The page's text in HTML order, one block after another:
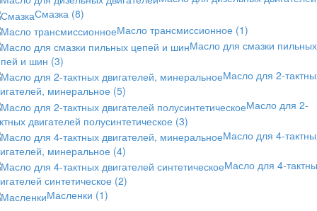
Смазка (8)
Масло трансмиссионное (1)
Масло для смазки пильных
и шин (3)
Масло для 2-
минеральное (5)
Масло для 2-
двигателей полусинтетическое (3)
Масло для 4-
минеральное (4)
Масло для 4-
синтетическое (2)
Масленки (1)